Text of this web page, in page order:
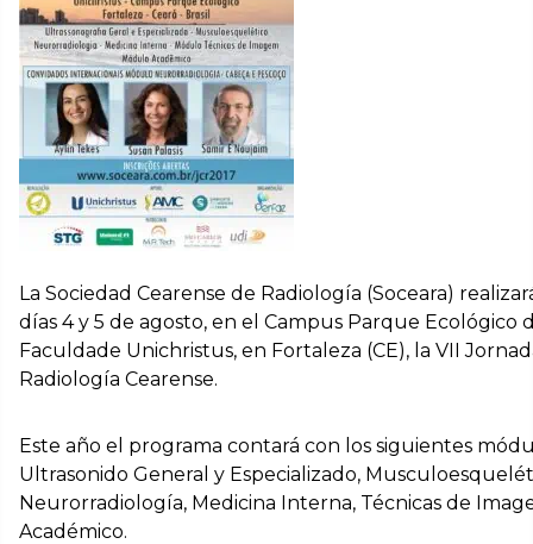
La Sociedad Cearense de Radiología (Soceara)
días 4 y 5 de agosto, en el Campus Parque Ecológico
Faculdade Unichristus, en Fortaleza (CE), la VII
Radiología Cearense.
Este año el programa contará con los siguientes
Ultrasonido General y Especializado,
Neurorradiología, Medicina Interna, Técnicas de
Académico.